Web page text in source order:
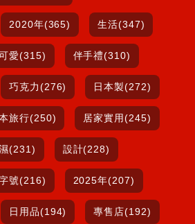
2020年(365) 生活(347)
愛(315) 伴手禮(310)
巧克力(276) 日本製(272)
旅行(250) 居家實用(245)
(231) 設計(228)
號(216) 2025年(207)
日用品(194) 專售店(192)